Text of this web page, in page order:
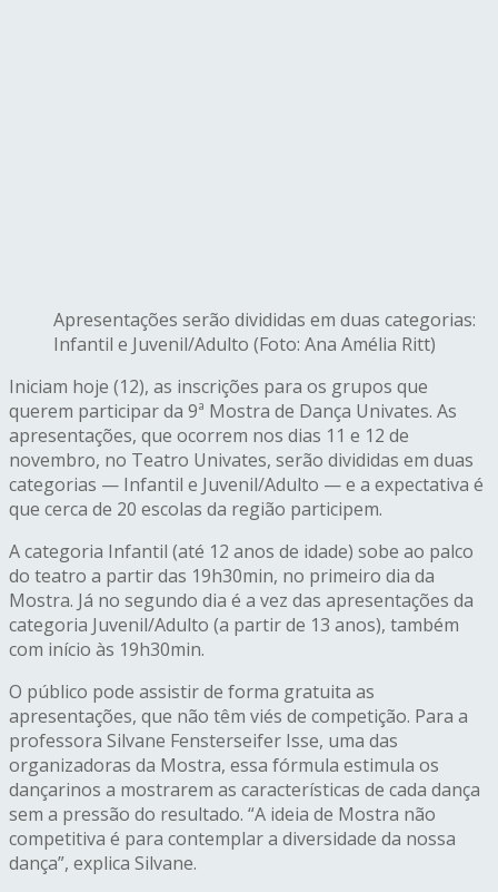
Apresentações serão divididas em duas categorias:
Infantil e Juvenil/Adulto (Foto: Ana Amélia Ritt)
Iniciam hoje (12), as inscrições para os grupos que
querem participar da 9ª Mostra de Dança Univates. As
apresentações, que ocorrem nos dias 11 e 12 de
novembro, no Teatro Univates, serão divididas em duas
categorias — Infantil e Juvenil/Adulto — e a expectativa é
que cerca de 20 escolas da região participem.
A categoria Infantil (até 12 anos de idade) sobe ao palco
do teatro a partir das 19h30min, no primeiro dia da
Mostra. Já no segundo dia é a vez das apresentações da
categoria Juvenil/Adulto (a partir de 13 anos), também
com início às 19h30min.
O público pode assistir de forma gratuita as
apresentações, que não têm viés de competição. Para a
professora Silvane Fensterseifer Isse, uma das
organizadoras da Mostra, essa fórmula estimula os
dançarinos a mostrarem as características de cada dança
sem a pressão do resultado. “A ideia de Mostra não
competitiva é para contemplar a diversidade da nossa
dança”, explica Silvane.